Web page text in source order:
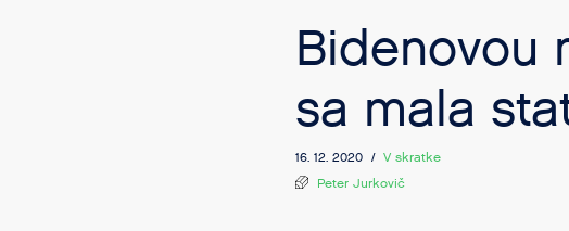
Bidenovou
sa mala
16. 12. 2020 / V skratke
Peter Jurkovič